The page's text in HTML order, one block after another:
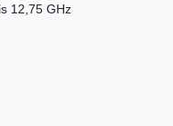
12,75 GHz